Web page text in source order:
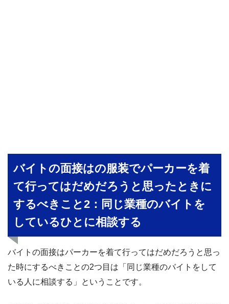
バイトの面接はの服装でパーカーを着
て行ってはだめだろうと思ったときに
するべきこと2：同じ業種のバイトを
しているひとに相談する
バイトの面接はパーカーを着て行ってはだめだろうと思っ
た時にするべきことの2つ目は「同じ業種のバイトをして
いる人に相談する」ということです。